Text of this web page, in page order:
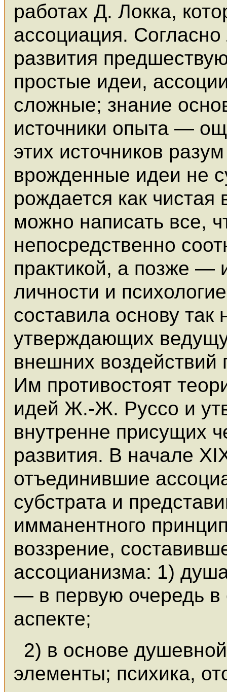
работах Д. Локка,
ассоциация.
развития
простые идеи,
сложные; знание
источники опыта —
этих источников
врожденные идеи не
рождается как
можно написать все,
непосредственно
практикой, а позже —
личности и
составила основу
утверждающих
внешних
Им противостоят
идей Ж.-Ж. Руссо и
внутренне присущих
развития. В начале
отъединившие
субстрата и
имманентного
воззрение,
ассоцианизма: 1)
— в первую очередь в
аспекте;
2) в основе
элементы; психика,